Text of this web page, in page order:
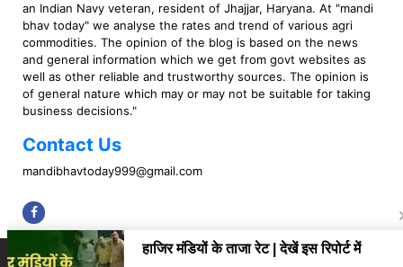
an Indian Navy veteran, resident of Jhajjar, Haryana. At "mandi
bhav today" we analyse the rates and trend of various agri
commodities. The opinion of the blog is based on the news
and general information which we get from govt websites as
well as other reliable and trustworthy sources. The opinion is
of general nature which may or may not be suitable for taking
business decisions."
Contact Us
mandibhavtoday999@gmail.com
Copyright © 2023 Mandi Bhav Today. All rights Reserved. Powered by TIMES